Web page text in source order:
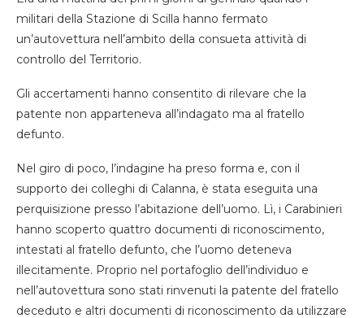
militari della Stazione di Scilla hanno fermato
un’autovettura nell’ambito della consueta attività di
controllo del Territorio.
Gli accertamenti hanno consentito di rilevare che la
patente non apparteneva all’indagato ma al fratello
defunto.
Nel giro di poco, l’indagine ha preso forma e, con il
supporto dei colleghi di Calanna, è stata eseguita una
perquisizione presso l’abitazione dell’uomo. Lì, i Carabinieri
hanno scoperto quattro documenti di riconoscimento,
intestati al fratello defunto, che l’uomo deteneva
illecitamente. Proprio nel portafoglio dell’individuo e
nell’autovettura sono stati rinvenuti la patente del fratello
deceduto e altri documenti di riconoscimento da utilizzare